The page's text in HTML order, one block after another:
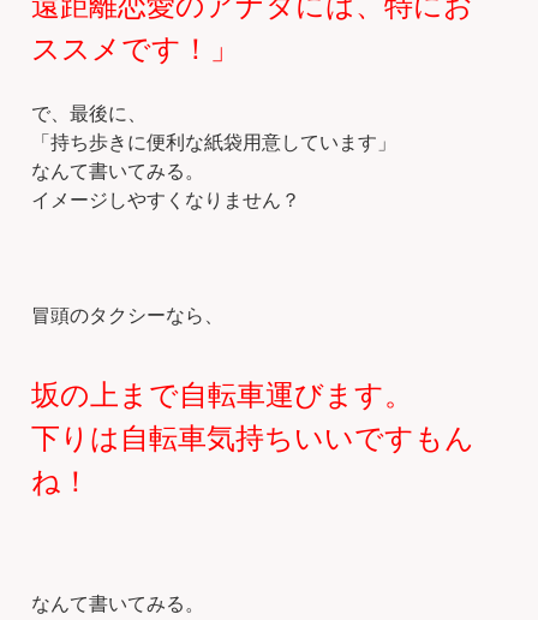
ススメです！」
で、最後に、
「持ち歩きに便利な紙袋用意しています」
なんて書いてみる。
イメージしやすくなりません？
冒頭のタクシーなら、
坂の上まで自転車運びます。
下りは自転車気持ちいいですもん
ね！
なんて書いてみる。